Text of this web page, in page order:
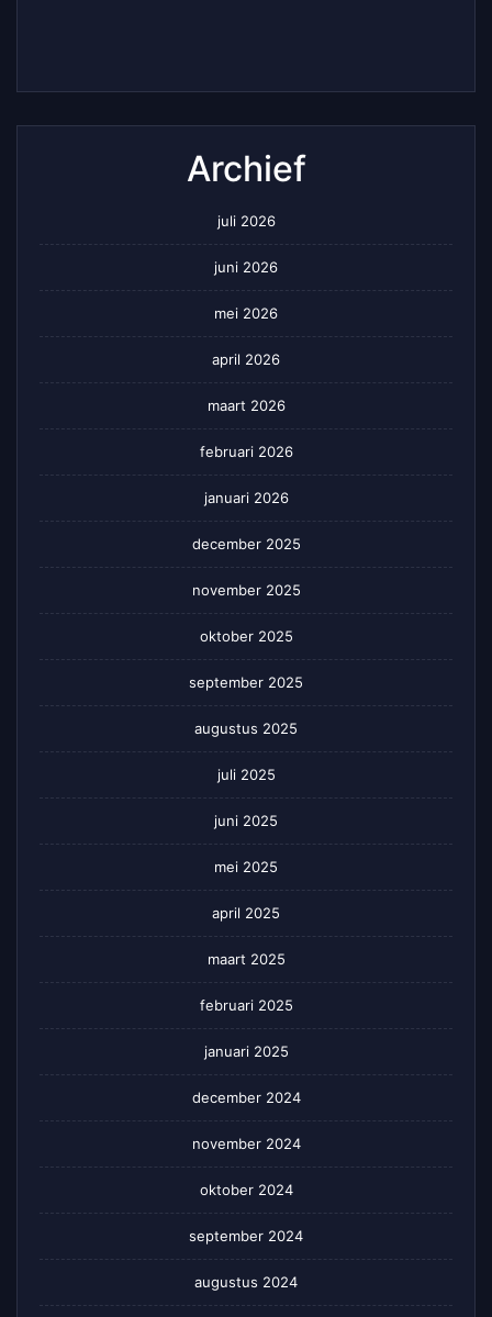
Archief
juli 2026
juni 2026
mei 2026
april 2026
maart 2026
februari 2026
januari 2026
december 2025
november 2025
oktober 2025
september 2025
augustus 2025
juli 2025
juni 2025
mei 2025
april 2025
maart 2025
februari 2025
januari 2025
december 2024
november 2024
oktober 2024
september 2024
augustus 2024